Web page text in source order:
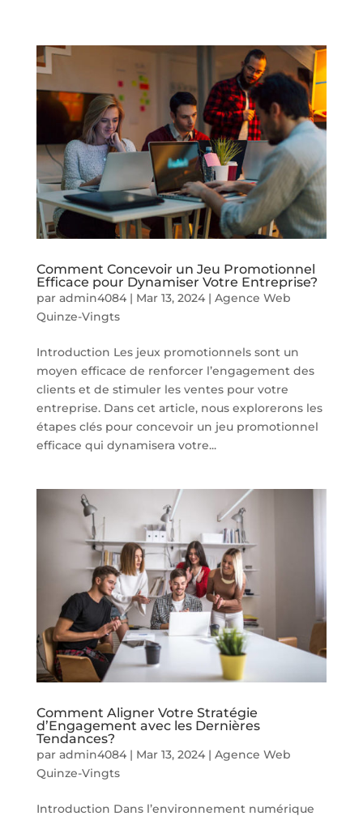
Comment Concevoir un Jeu Promotionnel
Efficace pour Dynamiser Votre Entreprise?
par admin4084| Mar 13, 2024| Agence Web
Quinze-Vingts
Introduction Les jeux promotionnels sont un
moyen efficace de renforcer l’engagement des
clients et de stimuler les ventes pour votre
entreprise. Dans cet article, nous explorerons les
étapes clés pour concevoir un jeu promotionnel
efficace qui dynamisera votre...
Comment Aligner Votre Stratégie
d’Engagement avec les Dernières
Tendances?
par admin4084| Mar 13, 2024| Agence Web
Quinze-Vingts
Introduction Dans l’environnement numérique